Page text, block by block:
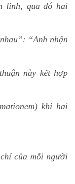
linh, qua đó hai
“Anh nhận
này kết hợp
khi hai
của mỗi người